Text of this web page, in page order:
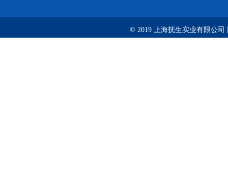
© 2019 上海抚生实业有限公司